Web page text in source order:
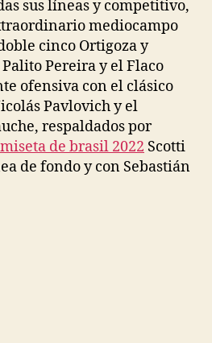
sus líneas y competitivo,
mediocampo
cinco Ortigoza y
Pereira y el Flaco
ofensiva con el clásico
Pavlovich y el
respaldados por
de brasil 2022 Scotti
de fondo y con Sebastián